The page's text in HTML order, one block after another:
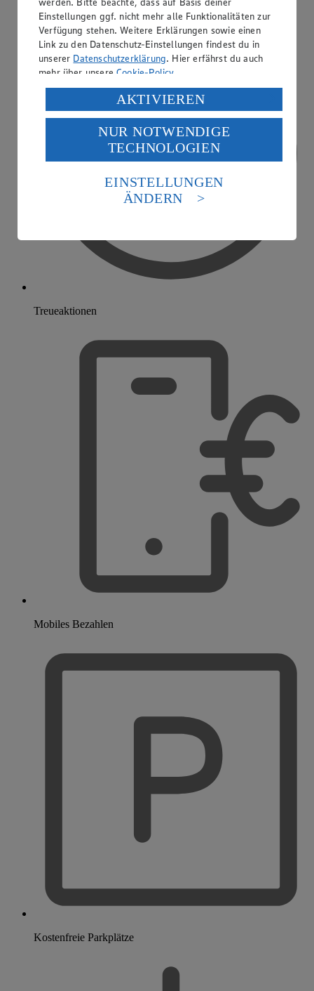
Treueaktionen
Mobiles Bezahlen
Kostenfreie Parkplätze
Einstellungen ggf. nicht mehr alle Funktionalitäten zur
Verfügung stehen. Weitere Erklärungen sowie einen
Link zu den Datenschutz-Einstellungen findest du in
unserer Datenschutzerklärung. Hier erfährst du auch
mehr über unsereCookie-Policy.
Verarbeitung deiner personenbezogenen Daten in den
USA durch Facebook und YouTube:
Wenn du auf „Aktivieren“ klickst, willigst du im Sinne
des Art. 49 Abs. 1 Satz 1 lit. a) DSGVO ein, dass deine
Daten in den USA verarbeitet werden. Der EuGH sieht
die USA als Land mit einem nach europäischen
Standards nicht angemessenen Datenschutzniveau an.
Es besteht das Risiko eines Zugriffs durch US-
Informationen zum Herausgeber der Seite findest du
Impressum
AKTIVIEREN
NUR NOTWENDIGE
TECHNOLOGIEN
EINSTELLUNGEN
ÄNDERN